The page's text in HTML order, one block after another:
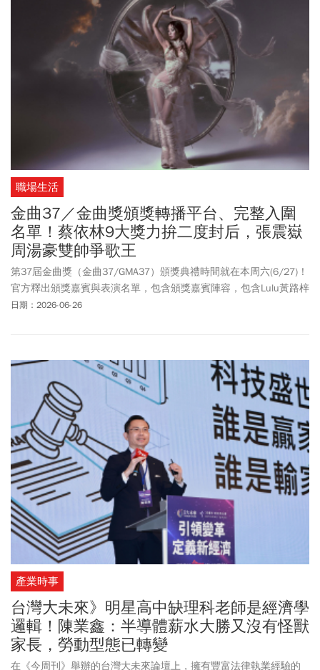
才是詐騙。認為這7位法律系出身的藍委，就是第一波適用鞭刑的對
職場生活
金曲37／金曲獎頒獎轉播平台、完整入圍
名單！蔡依林9大獎力拚二度封后，張震嶽
周湯豪雙帥爭歌王
第37屆金曲獎（金曲37/GMA37）頒獎典禮時間就在本周六(6/27)！
官方釋出頒獎嘉賓與表演名單，包含頒獎嘉賓陣容，包含Lulu黃路梓
茵、YELLOW黃宣、王宏恩、許效舜、許哲珮、動力火車、彭佳慧、
佳華語男歌手獎」，由張震嶽、周湯豪、盧廣仲、Gummy B、裘德
共同角逐歌王寶座。「最佳華語女歌手獎」，由蔡依林JOLIN 、洪佩
瑜、陳嫺靜、彭佳慧、劉艾立、單依純角逐歌后寶座。蔡依林這次
以專輯《Pleasure》入圍金曲9項大獎，不僅五度問鼎華語女歌手，
更創金曲獎37年來多項個人紀錄，包括連續4張專輯皆同時入圍「最
佳華語專輯」與「年度歌曲」。她日前也開心宣布將出席頒獎典
禮，高喊「金曲獎，我來了！」外界都看好她，時隔19年再抱回1座
歌后，盼望她二度封后！至於「最佳台語女歌手獎」入圍名單有：
鄭宜農、陳怡婷、秀蘭瑪雅、PiA吳蓓雅以及白冰冰，這是白冰冰時
隔28年再挑戰金曲獎台語歌后寶座。本屆典禮主持人由「天生歌
姬」A-Lin接下任務，她演唱的歌曲《幸福在歌唱》也入圍今年年度
歌曲獎。A-Lin開心表示「目前沒有真實感，一切就像一場夢」！至
於金曲獎星光大道，則由陳明珠，攜手鼓鼓（呂思緯）共同主持。
日期：2026-06-26
產業時事
台灣大未來》明星高中缺理科老師是經濟學
邏輯！陳業鑫：半導體薪水大勝又沒有怪獸
家長，勞動型態已轉變
在《今周刊》舉辦的台灣大未來論壇上，擁有豐富法律執業經驗的